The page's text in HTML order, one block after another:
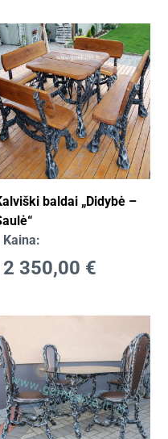
baldai „Didybė –
Kaina:
2 350,00 €